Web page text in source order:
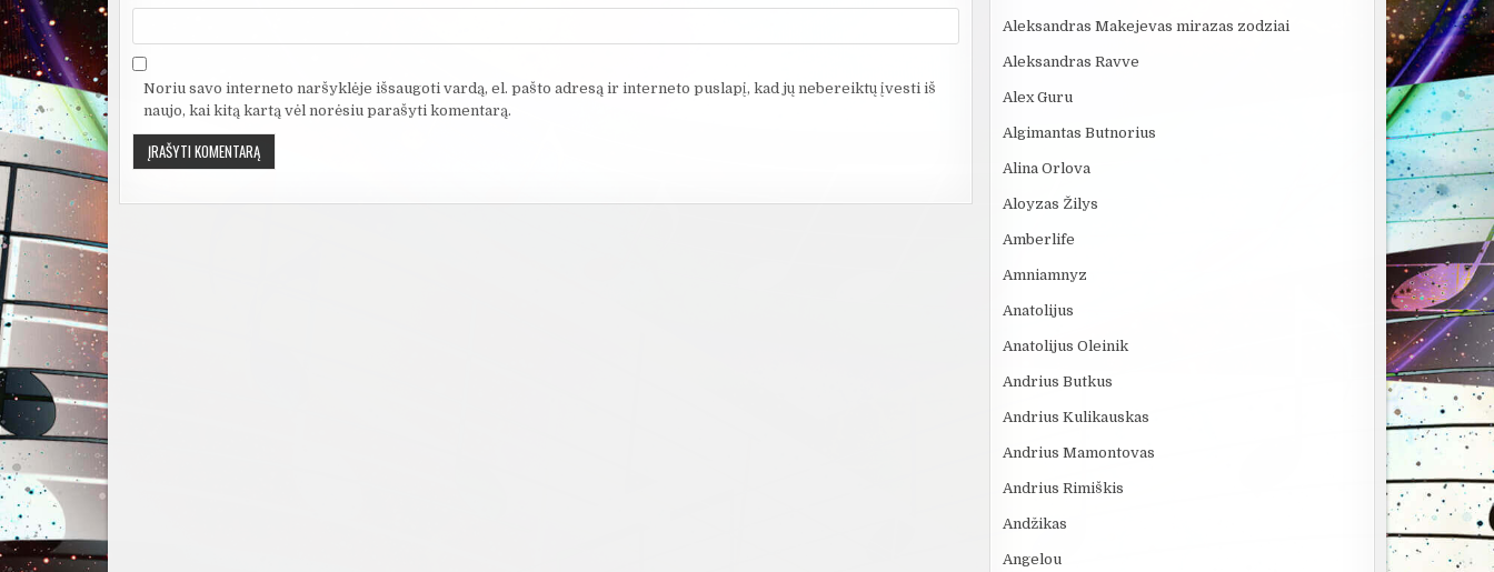
Noriu savo interneto naršyklėje išsaugoti vardą, el. pašto adresą ir interneto puslapį, kad jų nebereiktų įvesti iš
naujo, kai kitą kartą vėl norėsiu parašyti komentarą.
Aleksandras Makejevas mirazas zodziai
Aleksandras Ravve
Alex Guru
Algimantas Butnorius
Alina Orlova
Aloyzas Žilys
Amberlife
Amniamnyz
Anatolijus
Anatolijus Oleinik
Andrius Butkus
Andrius Kulikauskas
Andrius Mamontovas
Andrius Rimiškis
Andžikas
Angelou